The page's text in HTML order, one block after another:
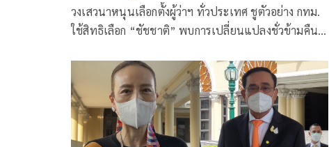
วงเสวนาหนุนเลือกตั้งผู้ว่าฯ ทั่วประเทศ ชูตัวอย่าง กทม.
ใช้สิทธิเลือก “ชัชชาติ” พบการเปลี่ยนแปลงชั่วข้ามคืน
แผ่นดิน ก่อนเลือกตั้ง